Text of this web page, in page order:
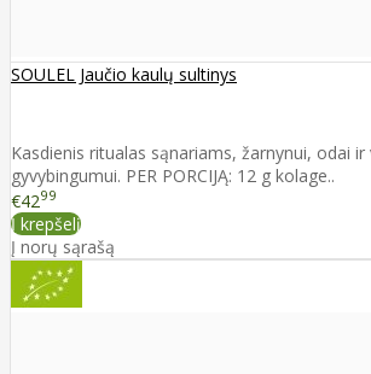
SOULEL Jaučio kaulų sultinys
Kasdienis ritualas sąnariams, žarnynui, odai ir
gyvybingumui. PER PORCIJĄ: 12 g kolage..
€4299
Į krepšelį
Į norų sąrašą